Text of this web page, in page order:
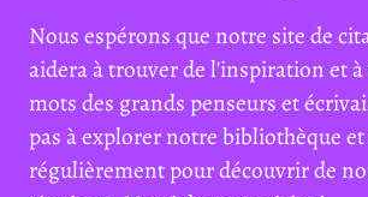
Nous espérons que notre site de
aidera à trouver de l'inspiration et
mots des grands penseurs et
pas à explorer notre bibliothèque
régulièrement pour découvrir de